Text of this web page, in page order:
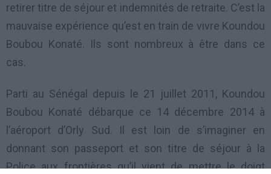
retirer titre de séjour et indemnités de retraite. C’est la
mauvaise expérience qu’est en train de vivre Koundou
Boubou Konaté. Ils sont nombreux à être dans ce
cas.
Parti au Sénégal depuis le 21 juillet 2011, Koundou
Boubou Konaté débarque ce 14 décembre 2014 à
l’aéroport d’Orly Sud. Il est loin de s’imaginer en
donnant son passeport et son titre de séjour à la
Police aux frontières qu’il vient de mettre le doigt